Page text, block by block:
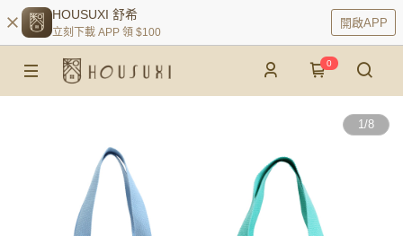
HOUSUXI 舒希
立刻下載 APP 領 $100
開啟APP
0
1/8